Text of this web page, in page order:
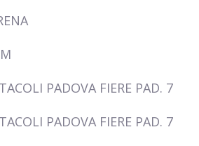
PADOVA FIERE PAD. 7
PADOVA FIERE PAD. 7